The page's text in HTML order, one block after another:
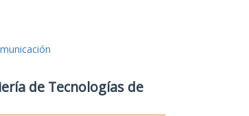
de Tecnologías de